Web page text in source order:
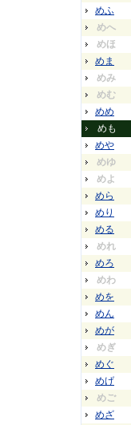
めふ
めへ
めほ
めま
めみ
めむ
めめ
めも
めや
めゆ
めよ
めら
めり
める
めれ
めろ
めわ
めを
めん
めが
めぎ
めぐ
めげ
めご
めざ